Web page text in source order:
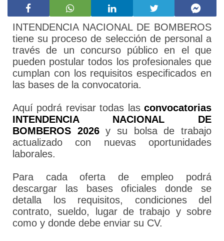
INTENDENCIA NACIONAL DE BOMBEROS
tiene su proceso de selección de personal a
través de un concurso público en el que
pueden postular todos los profesionales que
cumplan con los requisitos especificados en
las bases de la convocatoria.
Aquí podrá revisar todas las convocatorias
INTENDENCIA NACIONAL DE
BOMBEROS 2026y su bolsa de trabajo
actualizado con nuevas oportunidades
laborales.
Para cada oferta de empleo podrá
descargar las bases oficiales donde se
detalla los requisitos, condiciones del
contrato, sueldo, lugar de trabajo y sobre
como y donde debe enviar su CV.